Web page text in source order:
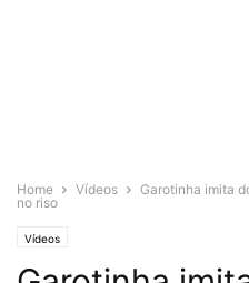
Home Vídeos
Garotinha imita
no riso
Vídeos